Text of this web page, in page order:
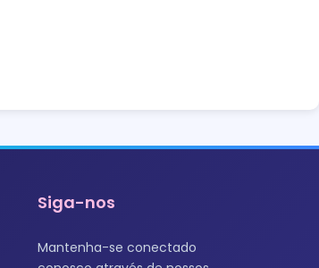
Siga-nos
Mantenha-se conectado